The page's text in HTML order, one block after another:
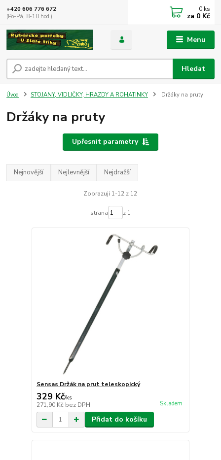
Menu
Hledat
+420 606 776 672
(Po-Pá, 8-18 hod.)
0 ks
za 0 Kč
Úvod STOJANY, VIDLIČKY, HRAZDY A ROHATINKY Držáky na pruty
Držáky na pruty
Upřesnit parametry
Nejnovější Nejlevnější Nejdražší
Zobrazuji 1-12 z 12
strana z 1
Sensas Držák na prut teleskopický
329 Kč/ks
271,90 Kč bez DPH Skladem
Přidat do košíku